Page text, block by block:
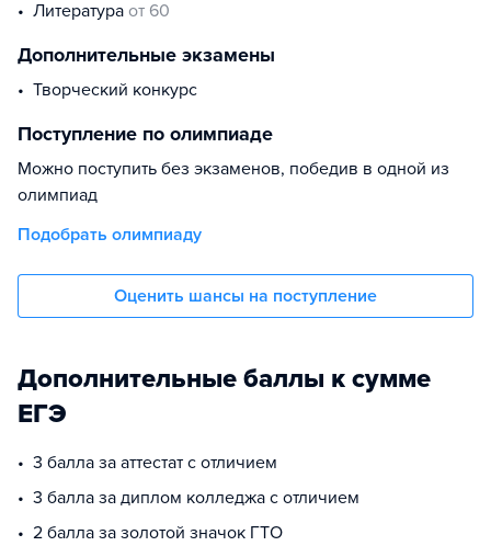
литература от 60
Дополнительные экзамены
Творческий конкурс
Поступление по олимпиаде
Можно поступить без экзаменов, победив в одной из
олимпиад
Подобрать олимпиаду
Оценить шансы на поступление
Дополнительные баллы к сумме
ЕГЭ
3 балла за аттестат с отличием
3 балла за диплом колледжа с отличием
2 балла за золотой значок ГТО